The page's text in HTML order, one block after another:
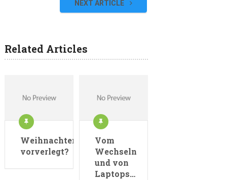
NEXT ARTICLE
Related Articles
Weihnachten
vorverlegt?
Vom
Wechseln
und von
Laptops…